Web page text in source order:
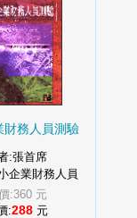
財務人員測驗
:張首席
企業財務人員
:360 元
:288 元